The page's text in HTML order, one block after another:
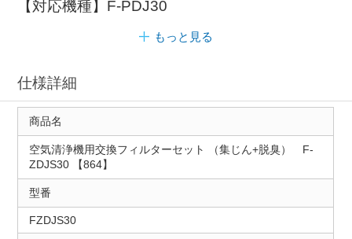
【対応機種】F-PDJ30
もっと見る
仕様詳細
商品名
空気清浄機用交換フィルターセット （集じん+脱臭） F-
ZDJS30 【864】
型番
FZDJS30